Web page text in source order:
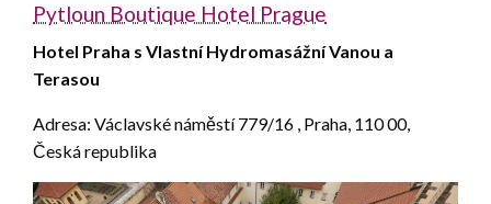
Pytloun Boutique Hotel Prague
Hotel Praha s Vlastní Hydromasážní Vanou a
Terasou
Adresa: Václavské náměstí 779/16 , Praha, 110 00,
Česká republika